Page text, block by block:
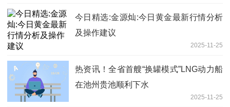
今日精选:金源灿:今日黄金最新行情分析
及操作建议
2025-11-25
热资讯！全省首艘“换罐模式”LNG动力船
在池州贵池顺利下水
2025-11-25